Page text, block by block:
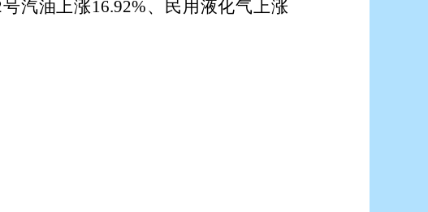
汽油上涨16.92%、民用液化气上涨